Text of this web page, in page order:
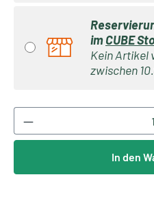
imCUBE
Kein Artikel
zwischen
Produkt Anzahl:
In den